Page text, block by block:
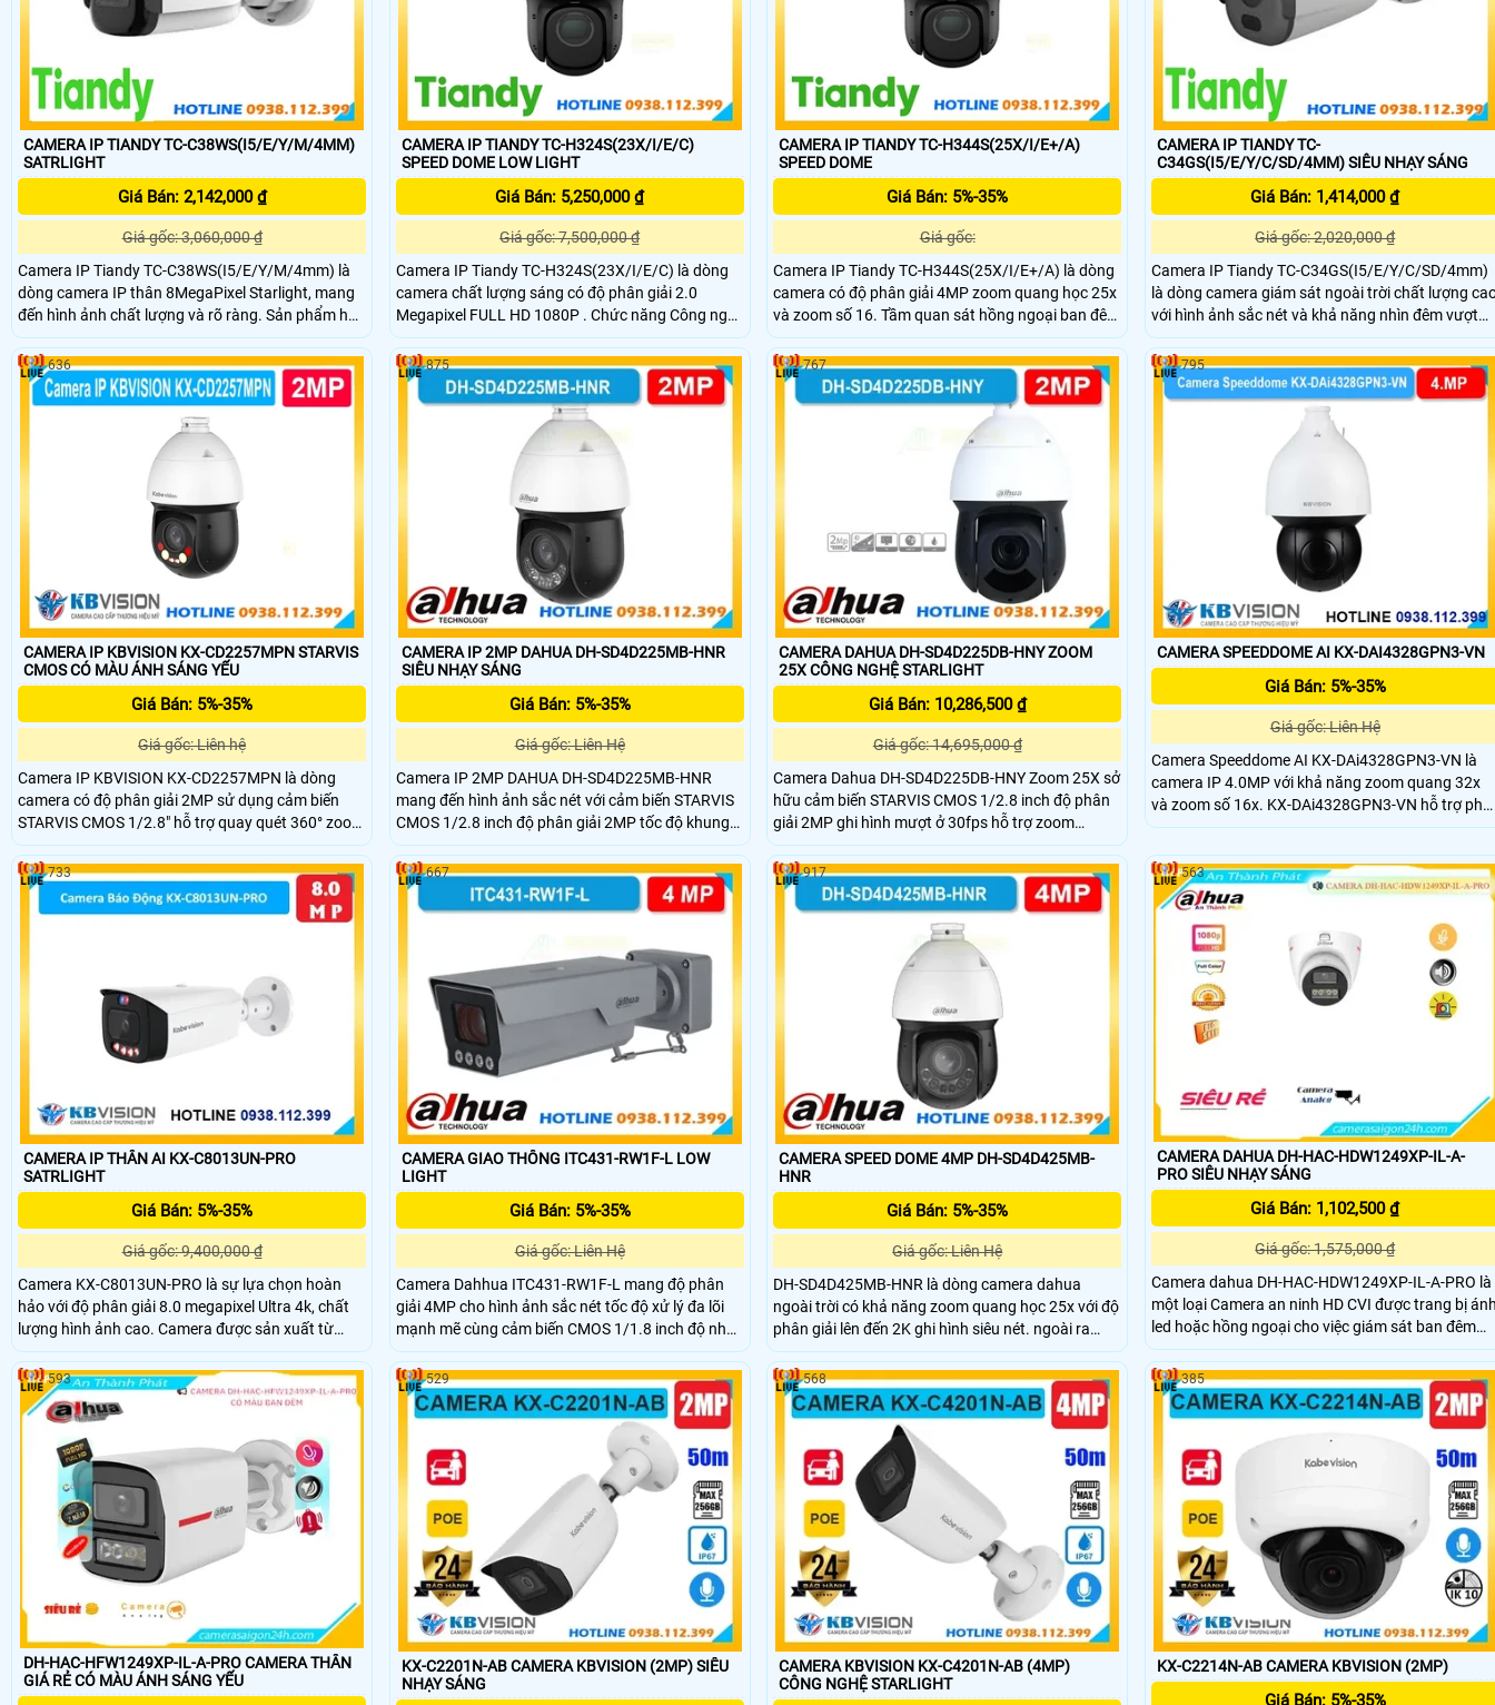
CAMERA IP TIANDY TC-C38WS(I5/E/Y/M/4MM)
SATRLIGHT
Giá Bán: 2,142,000 ₫
Giá gốc: 3,060,000 ₫
Camera IP Tiandy TC-C38WS(I5/E/Y/M/4mm) là
dòng camera IP thân 8MegaPixel Starlight, mang
đến hình ảnh chất lượng và rõ ràng. Sản phẩm hỗ
trợ hồng ngoại lên đến 50m,công nghệ chống
ngược sáng WDR 120dB, micro tích hợp, chuẩn
IP67, phù hợp lắp đặt trong nhà và ngoài trời hiệu
quả.
CAMERA IP TIANDY TC-H324S(23X/I/E/C)
SPEED DOME LOW LIGHT
Giá Bán: 5,250,000 ₫
Giá gốc: 7,500,000 ₫
Camera IP Tiandy TC-H324S(23X/I/E/C) là dòng
camera chất lượng sáng có độ phân giải 2.0
Megapixel FULL HD 1080P . Chức năng Công nghệ
AI thông minh chống báo động giả và phân biệt
người. Tầm xa quan sát hồng ngoại khoảng cách
lên đến 150m.
CAMERA IP TIANDY TC-H344S(25X/I/E+/A)
SPEED DOME
Giá Bán: 5%-35%
Giá gốc:
Camera IP Tiandy TC-H344S(25X/I/E+/A) là dòng
camera có độ phân giải 4MP zoom quang học 25x
và zoom số 16. Tầm quan sát hồng ngoại ban đêm
lên đến 150m. Trang bị công nghệ AI thông minh
và theo dõi tự động. Khe cắm thẻ Micro SD dung
lượng tối đa 512GB.
CAMERA IP TIANDY TC-
C34GS(I5/E/Y/C/SD/4MM) SIÊU NHẠY SÁNG
Giá Bán: 1,414,000 ₫
Giá gốc: 2,020,000 ₫
Camera IP Tiandy TC-C34GS(I5/E/Y/C/SD/4mm)
là dòng camera giám sát ngoài trời chất lượng
với hình ảnh sắc nét và khả năng nhìn đêm vượt
trội. Camera hỗ trợ hồng ngoại lên đến 50m,tích
hợp công nghệ chống ngược sáng WDR 120dB,
PoE,tích hợp micro và loa phù hợp lắp đặt ngoài
trời và trong nhà
CAMERA IP KBVISION KX-CD2257MPN STARVIS
CMOS CÓ MÀU ÁNH SÁNG YẾU
Giá Bán: 5%-35%
Giá gốc: Liên hệ
Camera IP KBVISION KX-CD2257MPN là dòng
camera có độ phân giải 2MP sử dụng cảm biến
STARVIS CMOS 1/2.8" hỗ trợ quay quét 360° zoom
quang 25X và công nghệ Starlight cho hình ảnh
sắc nét trong điều kiện ánh sáng cực thấp. Tích
hợp AI thông minh hồng ngoại 100m và đèn LED
màu 50m.
636
CAMERA IP 2MP DAHUA DH-SD4D225MB-HNR
SIÊU NHẠY SÁNG
Giá Bán: 5%-35%
Giá gốc: Liên Hệ
Camera IP 2MP DAHUA DH-SD4D225MB-HNR
mang đến hình ảnh sắc nét với cảm biến STARVIS
CMOS 1/2.8 inch độ phân giải 2MP tốc độ khung
hình 60fps cùng zoom quang học 25x mạnh mẽ hỗ
trợ Starlight ghi hình rõ trong môi trường ánh sáng
yếu tầm xa hồng ngoại 100m kết hợp ánh sáng ấm
50m chuẩn chống nước bụi IP67 cùng khả năng
875
CAMERA DAHUA DH-SD4D225DB-HNY ZOOM
25X CÔNG NGHỆ STARLIGHT
Giá Bán: 10,286,500 ₫
Giá gốc: 14,695,000 ₫
Camera Dahua DH-SD4D225DB-HNY Zoom 25X sở
hữu cảm biến STARVIS CMOS 1/2.8 inch độ phân
giải 2MP ghi hình mượt ở 30fps hỗ trợ zoom
quang học 25x cùng zoom số 16x quan sát chi tiết
tầm xa hồng ngoại đạt 100m chống ngược sáng
WDR 120dB chuẩn bảo vệ IP66 chống nước bụi và
chống sét 6000V hoạt động ổn định ngoài trời ở
nhiệt độ từ âm 40 đến 60 độ C
767
CAMERA SPEEDDOME AI KX-DAI4328GPN3-VN
Giá Bán: 5%-35%
Giá gốc: Liên Hệ
Camera Speeddome AI KX-DAi4328GPN3-VN là
camera IP 4.0MP với khả năng zoom quang 32x
và zoom số 16x. KX-DAi4328GPN3-VN hỗ trợ
hiện khuôn mặt, nhận dạng người và xe (SMD
ngoại tầm xa 150m và chuẩn bảo vệ IP67 và IK10.
795
CAMERA IP THÂN AI KX-C8013UN-PRO
SATRLIGHT
Giá Bán: 5%-35%
Giá gốc: 9,400,000 ₫
Camera KX-C8013UN-PRO là sự lựa chọn hoàn
hảo với độ phân giải 8.0 megapixel Ultra 4k, chất
lượng hình ảnh cao. Camera được sản xuất từ
chất liệu kim loại, hỗ trợ cảnh báo cống trộm chủ
động. Với cảm biến chuyển động. Chức năng thu
âm và loa trên camera giúp nghe và nói trong
phạm vi 3m.
733
CAMERA GIAO THÔNG ITC431-RW1F-L LOW
LIGHT
Giá Bán: 5%-35%
Giá gốc: Liên Hệ
Camera Dahhua ITC431-RW1F-L mang độ phân
giải 4MP cho hình ảnh sắc nét tốc độ xử lý đa lõi
mạnh mẽ cùng cảm biến CMOS 1/1.8 inch độ nhạy
sáng 0.0001lux hỗ trợ chụp biển số tỉ lệ chuẩn cao
phát hiện phương tiện tới 180kmh chống ngược
sáng 140dB tích hợp LED sáng ấm chuẩn IP67
IK10 cùng GPS Positioning
667
CAMERA SPEED DOME 4MP DH-SD4D425MB-
HNR
Giá Bán: 5%-35%
Giá gốc: Liên Hệ
DH-SD4D425MB-HNR là dòng camera dahua
ngoài trời có khả năng zoom quang học 25x với độ
phân giải lên đến 2K ghi hình siêu nét. ngoài ra
camera này còn có hồng ngoại tầm xa lên đến
100m đảm bảo an ninh về đêm tuyệt đối. Chuẩn
chống nước IP67 chống sét lan truyền 6000V hỗ
trợ thẻ nhớ 512GB tên miền miễn phí
SmartDDNS.TV xem từ xa.
917
CAMERA DAHUA DH-HAC-HDW1249XP-IL-A-
PRO SIÊU NHẠY SÁNG
Giá Bán: 1,102,500 ₫
Giá gốc: 1,575,000 ₫
Camera dahua DH-HAC-HDW1249XP-IL-A-PRO là
một loại Camera an ninh HD CVI được trang bị
led hoặc hồng ngoại cho việc giám sát ban đêm
thông minh 4 chế độ. Camera có độ phân giải 2.0
MP, giám sát Full Color 50m hiệu quả trong việc
giám sát ban đêm và được thiết kế có góc nhìn
rộng. DH-HAC-HDW1249XP-IL-A-PRO hoạt động
ổn định với công nghệ AHD, CVI, TVI, BCS HD
563
DH-HAC-HFW1249XP-IL-A-PRO CAMERA THÂN
GIÁ RẺ CÓ MÀU ÁNH SÁNG YẾU
593
KX-C2201N-AB CAMERA KBVISION (2MP) SIÊU
NHẠY SÁNG
529
CAMERA KBVISION KX-C4201N-AB (4MP)
CÔNG NGHỆ STARLIGHT
568
KX-C2214N-AB CAMERA KBVISION (2MP)
Giá Bán: 5%-35%
385